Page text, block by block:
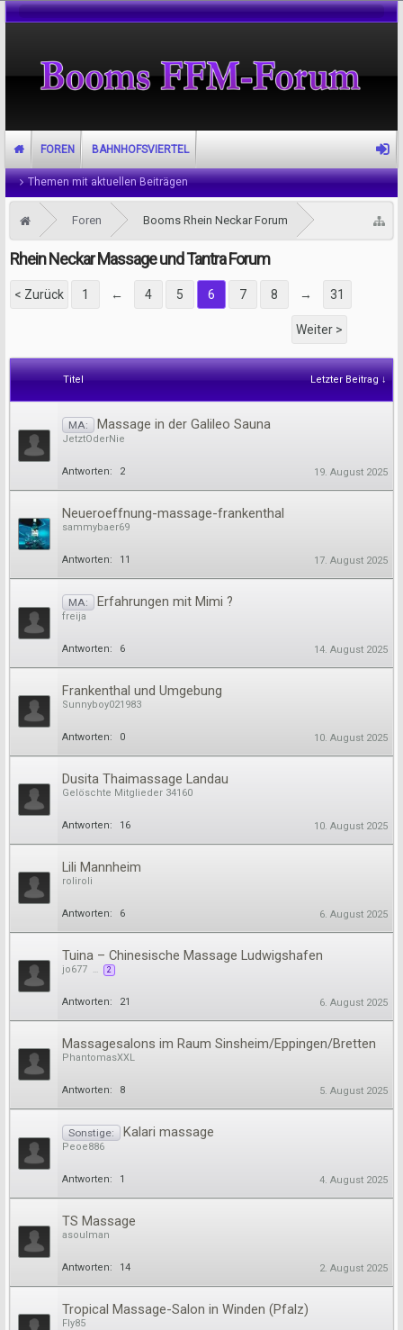
Foren Booms Rhein Neckar Forum
Rhein Neckar Massage und Tantra Forum
< Zurück 1 ← 4 5 6 7 8 → 31
Weiter >
Titel Letzter Beitrag ↓
MA: Massage in der Galileo Sauna
JetztOderNie
Antworten: 2 19. August 2025
Neueroeffnung-massage-frankenthal
sammybaer69
Antworten: 11 17. August 2025
MA: Erfahrungen mit Mimi ?
freija
Antworten: 6 14. August 2025
Frankenthal und Umgebung
Sunnyboy021983
Antworten: 0 10. August 2025
Dusita Thaimassage Landau
Gelöschte Mitglieder 34160
Antworten: 16 10. August 2025
Lili Mannheim
roliroli
Antworten: 6 6. August 2025
Tuina – Chinesische Massage Ludwigshafen
jo677 ... 2
Antworten: 21 6. August 2025
Massagesalons im Raum Sinsheim/Eppingen/Bretten
PhantomasXXL
Antworten: 8 5. August 2025
Sonstige: Kalari massage
Peoe886
Antworten: 1 4. August 2025
TS Massage
asoulman
Antworten: 14 2. August 2025
Tropical Massage-Salon in Winden (Pfalz)
Fly85
FOREN
Themen mit aktuellen Beiträgen
BAHNHOFSVIERTEL